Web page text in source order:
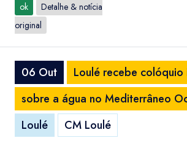
ok
Detalhe & notícia
original
06 Out
Loulé recebe colóquio
sobre a água no Mediterrâneo
Loulé
CM Loulé